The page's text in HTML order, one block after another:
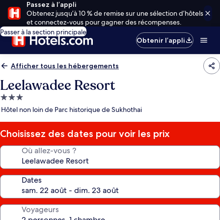
Passez à l’appli
Obtenez jusqu’à 10 % de remise sur une sélection d’hôtels
et connectez-vous pour gagner des récompenses.
Passer à la section principale
Obtenir l’appli
Afficher tous les hébergements
Leelawadee Resort
Hébergement
3.0 étoiles
Hôtel non loin de Parc historique de Sukhothai
Choisissez des dates pour voir les prix
Où allez-vous ?
Dates
Voyageurs